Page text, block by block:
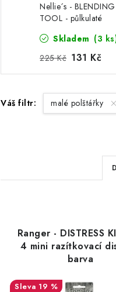
Nellie´s - BLENDING
TOOL - půlkulaté
houbiček
Skladem (3
225 Kč 131 Kč
Váš filtr: malé polštářky
Ř
a
e
n
Ranger - DISTRESS
4 mini razítkovací
barva
19 %